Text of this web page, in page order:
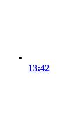
13:42